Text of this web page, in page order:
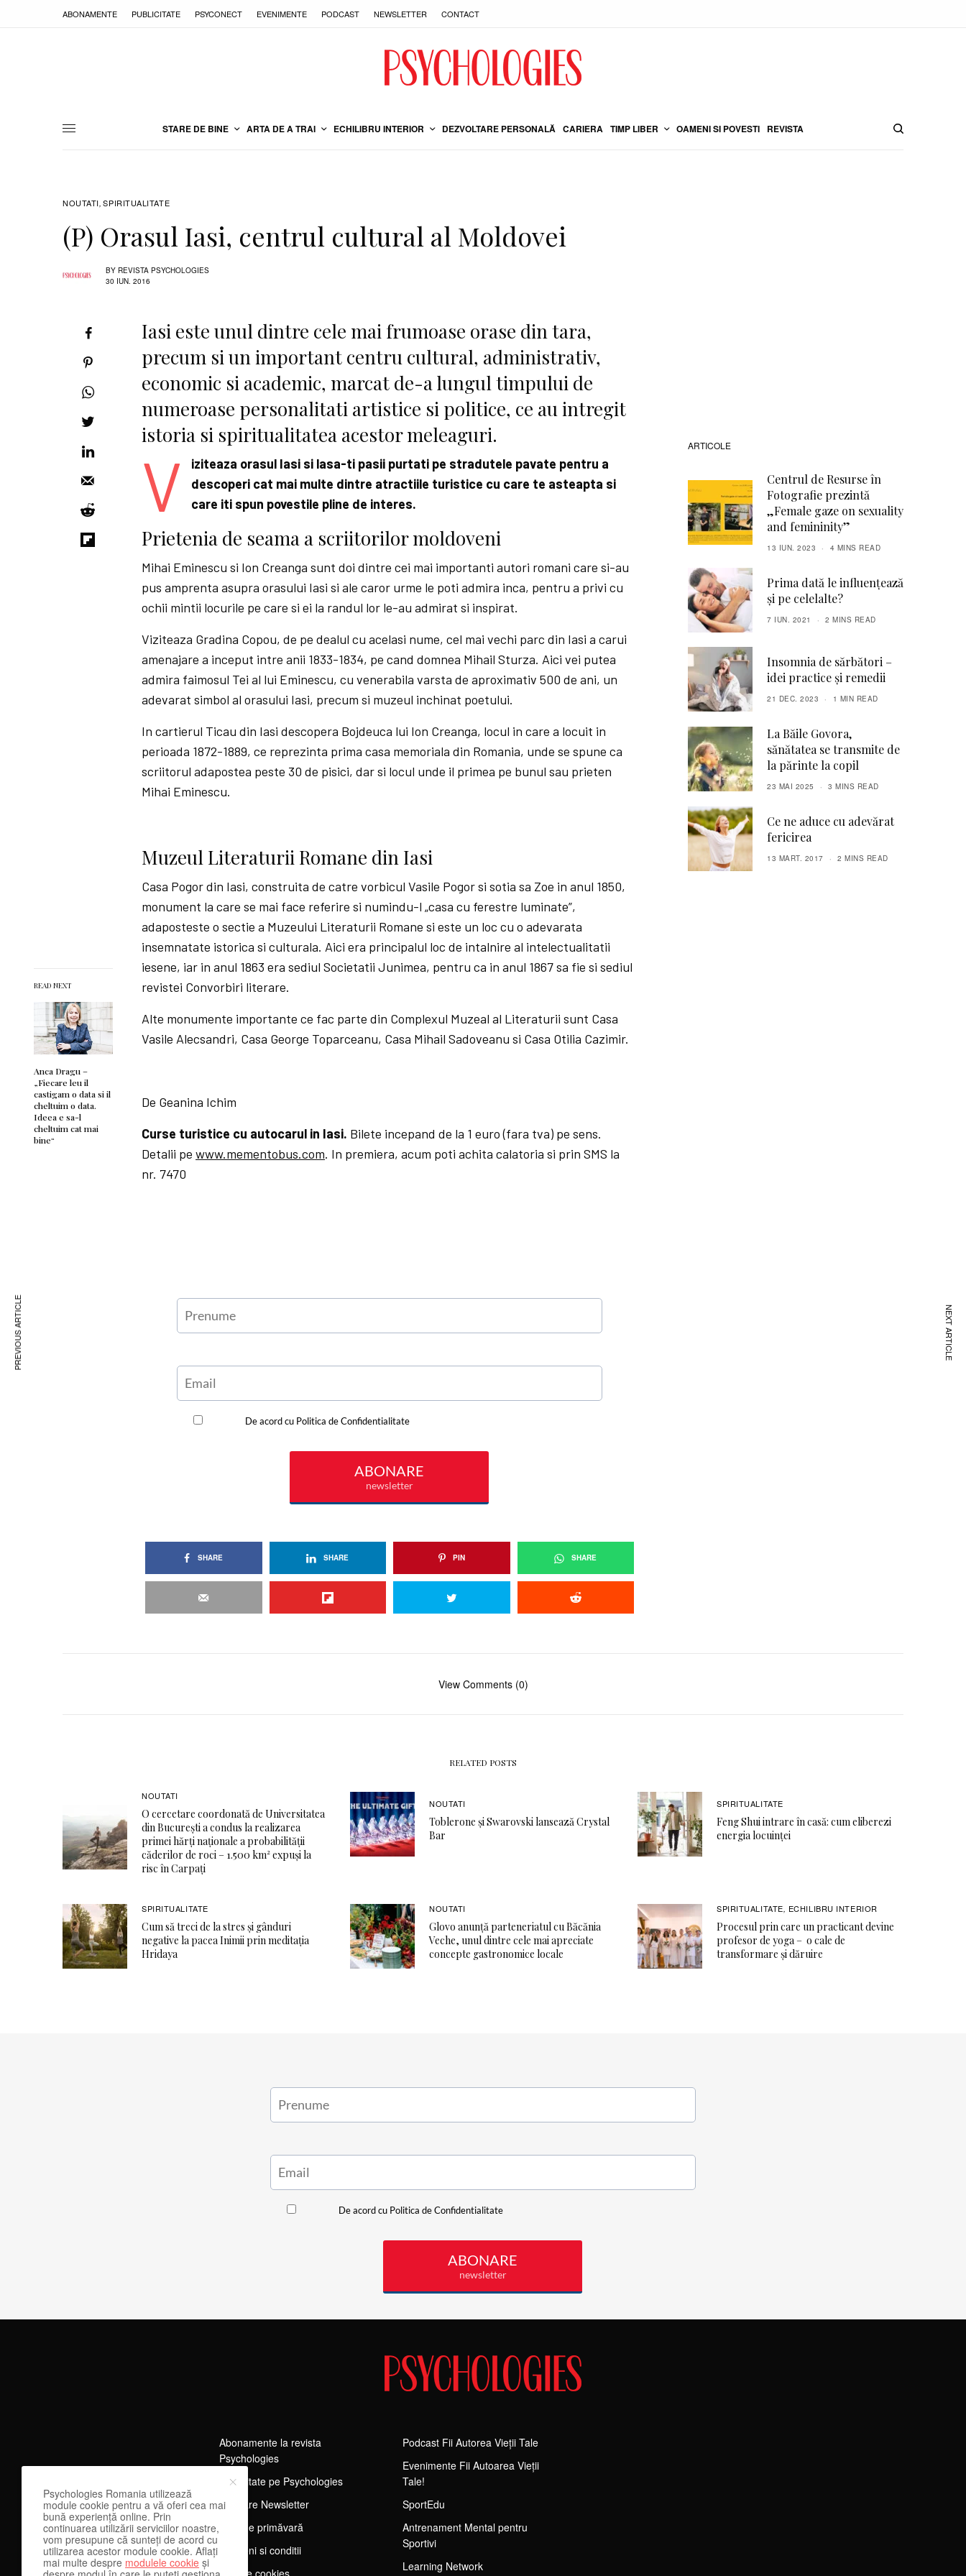
ABONAMENTE PUBLICITATE PSYCONECT EVENIMENTE PODCAST NEWSLETTER CONTACT
STARE DE BINE ARTA DE A TRAI ECHILIBRU INTERIOR DEZVOLTARE PERSONALĂ CARIERA TIMP LIBER OAMENI SI POVESTI REVISTA
NOUTATI, SPIRITUALITATE
(P) Orasul Iasi, centrul cultural al Moldovei
BY REVISTA PSYCHOLOGIES
30 IUN. 2016
READ NEXT
Anca Dragu –
„Fiecare leu il
castigam o data si il
cheltuim o data.
Ideea e sa-l
cheltuim cat mai
bine“
Iasi este unul dintre cele mai frumoase orase din tara,
precum si un important centru cultural, administrativ,
economic si academic, marcat de-a lungul timpului de
numeroase personalitati artistice si politice, ce au intregit
istoria si spiritualitatea acestor meleaguri.
V
iziteaza orasul Iasi si lasa-ti pasii purtati pe stradutele pavate pentru a
descoperi cat mai multe dintre atractiile turistice cu care te asteapta si
care iti spun povestile pline de interes.
Prietenia de seama a scriitorilor moldoveni
Mihai Eminescu si Ion Creanga sunt doi dintre cei mai importanti autori romani care si-au
pus amprenta asupra orasului Iasi si ale caror urme le poti admira inca, pentru a privi cu
ochii mintii locurile pe care si ei la randul lor le-au admirat si inspirat.
Viziteaza Gradina Copou, de pe dealul cu acelasi nume, cel mai vechi parc din Iasi a carui
amenajare a inceput intre anii 1833-1834, pe cand domnea Mihail Sturza. Aici vei putea
admira faimosul Tei al lui Eminescu, cu venerabila varsta de aproximativ 500 de ani, un
adevarat simbol al orasului Iasi, precum si muzeul inchinat poetului.
In cartierul Ticau din Iasi descopera Bojdeuca lui Ion Creanga, locul in care a locuit in
perioada 1872-1889, ce reprezinta prima casa memoriala din Romania, unde se spune ca
scriitorul adapostea peste 30 de pisici, dar si locul unde il primea pe bunul sau prieten
Mihai Eminescu.
Muzeul Literaturii Romane din Iasi
Casa Pogor din Iasi, construita de catre vorbicul Vasile Pogor si sotia sa Zoe in anul 1850,
monument la care se mai face referire si numindu-l „casa cu ferestre luminate”,
adaposteste o sectie a Muzeului Literaturii Romane si este un loc cu o adevarata
insemnatate istorica si culturala. Aici era principalul loc de intalnire al intelectualitatii
iesene, iar in anul 1863 era sediul Societatii Junimea, pentru ca in anul 1867 sa fie si sediul
revistei Convorbiri literare.
Alte monumente importante ce fac parte din Complexul Muzeal al Literaturii sunt Casa
Vasile Alecsandri, Casa George Toparceanu, Casa Mihail Sadoveanu si Casa Otilia Cazimir.
De Geanina Ichim
Curse turistice cu autocarul in Iasi. Bilete incepand de la 1 euro (fara tva) pe sens.
Detalii pewww.mementobus.com. In premiera, acum poti achita calatoria si prin SMS la
nr. 7470
SHARE SHARE PIN SHARE
ARTICOLE
Centrul de Resurse în
Fotografie prezintă
„Female gaze on sexuality
and femininity”
13 IUN. 2023 4 MINS READ
Prima dată le influențează
și pe celelalte?
7 IUN. 2021 2 MINS READ
Insomnia de sărbători –
idei practice și remedii
21 DEC. 2023 1 MIN READ
La Băile Govora,
sănătatea se transmite de
la părinte la copil
23 MAI 2025 3 MINS READ
Ce ne aduce cu adevărat
fericirea
13 MART. 2017 2 MINS READ
PREVIOUS ARTICLE NEXT ARTICLE
View Comments (0)
RELATED POSTS
NOUTATI
O cercetare coordonată de Universitatea
din București a condus la realizarea
primei hărți naționale a probabilității
căderilor de roci – 1.500 km² expuși la
risc în Carpați
NOUTATI
Toblerone și Swarovski lansează Crystal
Bar
SPIRITUALITATE
Feng Shui intrare în casă: cum eliberezi
energia locuinței
SPIRITUALITATE
Cum să treci de la stres și gânduri
negative la pacea Inimii prin meditația
Hridaya
NOUTATI
Glovo anunță parteneriatul cu Băcănia
Veche, unul dintre cele mai apreciate
concepte gastronomice locale
SPIRITUALITATE, ECHILIBRU INTERIOR
Procesul prin care un practicant devine
profesor de yoga – o cale de
transformare și dăruire
Abonamente la revista
Psychologies
Publicitate pe Psychologies
Abonare Newsletter
Tărg de primăvară
Termeni si conditii
Despre cookies
Podcast Fii Autorea Vieții Tale
Evenimente Fii Autoarea Vieții
Tale!
SportEdu
Antrenament Mental pentru
Sportivi
Learning Network
Psychologies Romania utilizează
module cookie pentru a vă oferi cea mai
bună experiență online. Prin
continuarea utilizării serviciilor noastre,
vom presupune că sunteți de acord cu
utilizarea acestor module cookie. Aflați
mai multe despre modulele cookie și